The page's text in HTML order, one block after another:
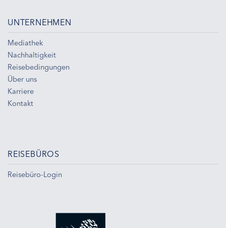
UNTERNEHMEN
Mediathek
Nachhaltigkeit
Reisebedingungen
Über uns
Karriere
Kontakt
REISEBÜROS
Reisebüro-Login